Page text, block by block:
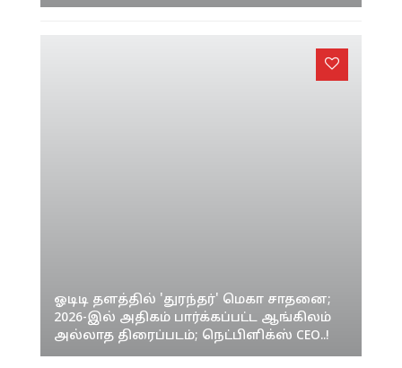
ஓடிடி தளத்தில் 'துரந்தர்' மெகா சாதனை;
2026-இல் அதிகம் பார்க்கப்பட்ட ஆங்கிலம்
அல்லாத திரைப்படம்; நெட்பிளிக்ஸ் CEO..!